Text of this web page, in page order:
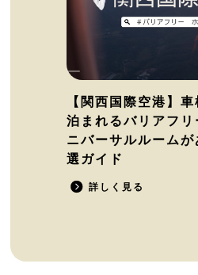
【関西国際空港】
泊まれるバリアフ
ニバーサルルーム
選ガイド
詳しく見る